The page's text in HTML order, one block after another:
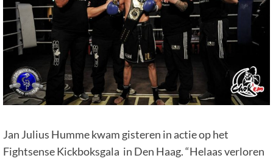
Jan Julius Humme kwam gisteren in actie op het
Fightsense Kickboksgala in Den Haag. “Helaas verloren